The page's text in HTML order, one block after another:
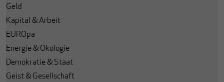
Geld
Kapital & Arbeit
EUROpa
Energie & Ökologie
Demokratie & Staat
Geist & Gesellschaft